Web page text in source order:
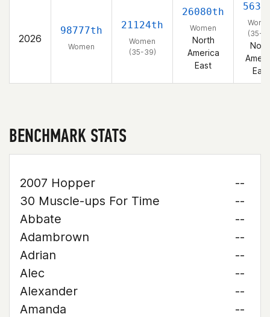
2026
98777th
Women
21124th
Women
(35-39)
26080th
Women
North
America
East
(35-
East
BENCHMARK STATS
2007 Hopper
--
30 Muscle-ups For Time
--
Abbate
--
Adambrown
--
Adrian
--
Alec
--
Alexander
--
Amanda
--